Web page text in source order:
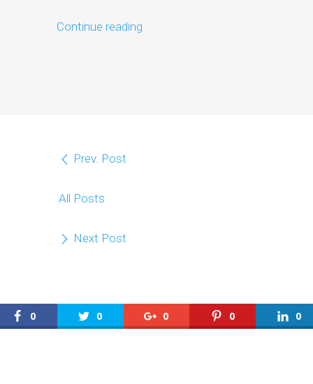
Continue reading
Prev. Post
All Posts
Next Post
0 0 0 0 0